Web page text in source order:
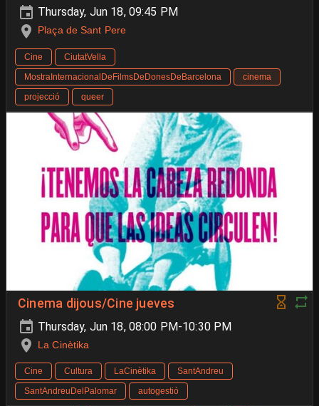
Thursday, Jun 18, 09:45 PM
Plaça de Sant Pere
Cine
CiutatVella
MostraInternacionalDeFilmsDeDonesDeBarcelona
cinema
projecció
queer
Cinema dijous/Cine jueves
Thursday, Jun 18, 08:00 PM-10:30 PM
La Cinètika
Cine Cultura LaCinètika
SantAndreu
SantAndreuDelPalomar
autogestió